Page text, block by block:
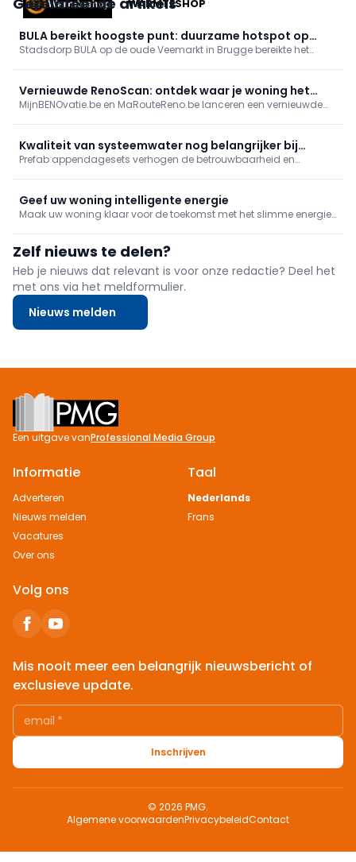
WARMTESHOP
BULA bereikt hoogste punt: duurzame hotspot op
Brugse Veemarkt
Stadsdorp BULA op de oude Veemarkt in Brugge bereikte het
praktijken tekenen in; fossielvrije energie via geothermie. Eerste
intrek midden 2027.
Vernieuwde RenoScan: ontdek waar je woning het
meest energie bespaart
MijnBENOvatie.be en MaRouteReno.be lanceren een vernieuwde
prioritaire renovaties en bijhorende premies/financiering, met een
persoonlijk rapport en stap-voor-stapadvies.
Kwaliteit van systeemwater nog belangrijker bij
warmtepomp
Prefab appendagesets verhogen de betrouwbaarheid en
optimale prestaties en een langere levensduur van de installatie.
Geef uw woning intelligente energie
Maak uw woning klaar voor de toekomst met het slimme energie-
maximaal rendement, lagere energiekosten en meer
energieonafhankelijkheid.
Zelf nieuws te delen?
Heb je nieuws dat relevant is voor onze redactie? Deel het
met ons via het meldformulier.
Nieuws melden
Footer
Een uitgave vanProfessional Media Group
Informatie
Adverteren
Nieuws melden
Vacatures
Over ons
Taal
Nederlands
Frans
Volg ons
Mis nooit meer een belangrijk nieuwsbericht of
exclusieve update.
email *
Inschrijven
© 2026 PMG.
Algemene voorwaardenPrivacybeleidContact